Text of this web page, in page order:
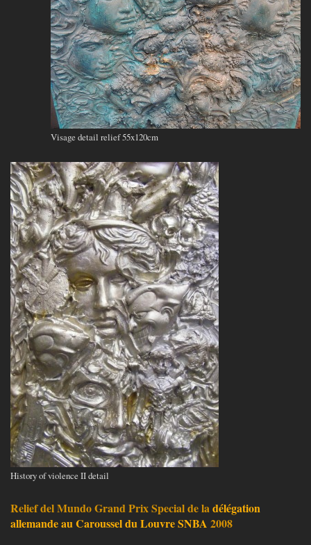
Visage detail relief 55x120cm
History of violence II detail
Relief del Mundo Grand Prix Special de ladélégation
allemande au Caroussel du Louvre SNBA 2008